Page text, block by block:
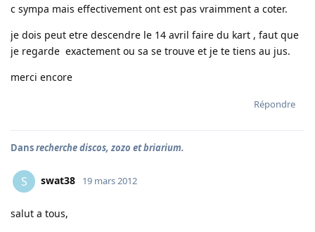
c sympa mais effectivement ont est pas vraimment a coter.
je dois peut etre descendre le 14 avril faire du kart , faut que
je regarde exactement ou sa se trouve et je te tiens au jus.
merci encore
Répondre
Dansrecherche discos, zozo et briarium.
S swat38 19 mars 2012
salut a tous,